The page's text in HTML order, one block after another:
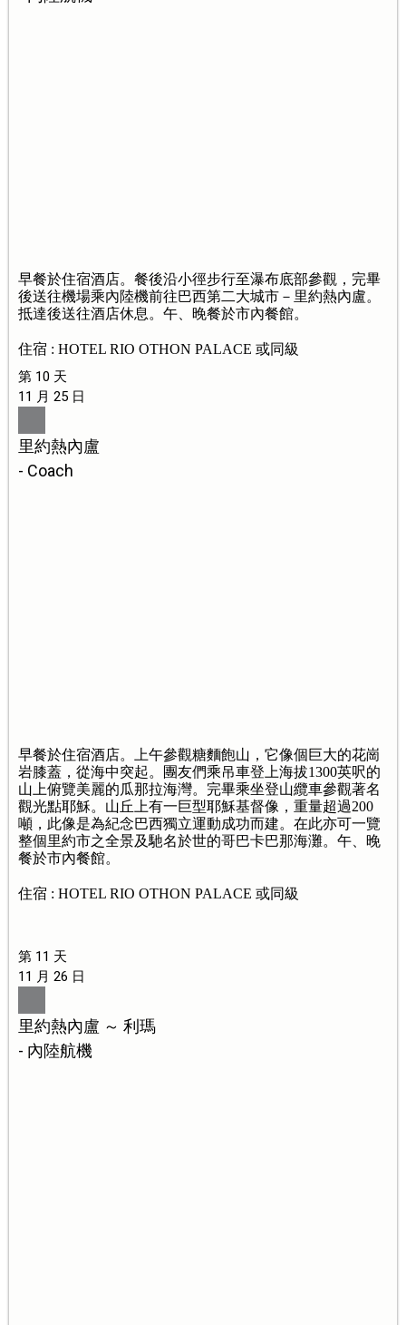
早餐於住宿酒店。餐後沿小徑步行至瀑布底部參觀，完畢
後送往機場乘內陸機前往巴西第二大城市－里約熱內盧。
抵達後送往酒店休息。午、晚餐於市內餐館。
住宿 : HOTEL RIO OTHON PALACE 或同級
第 10 天
11 月 25 日
里約熱內盧
- Coach
早餐於住宿酒店。上午參觀糖麵飽山，它像個巨大的花崗
岩膝蓋，從海中突起。團友們乘吊車登上海拔1300英呎的
山上俯覽美麗的瓜那拉海灣。完畢乘坐登山纜車參觀著名
觀光點耶穌。山丘上有一巨型耶穌基督像，重量超過200
噸，此像是為紀念巴西獨立運動成功而建。在此亦可一覽
整個里約市之全景及馳名於世的哥巴卡巴那海灘。午、晚
餐於市內餐館。
住宿 : HOTEL RIO OTHON PALACE 或同級
第 11 天
11 月 26 日
里約熱內盧 ～ 利瑪
- 內陸航機